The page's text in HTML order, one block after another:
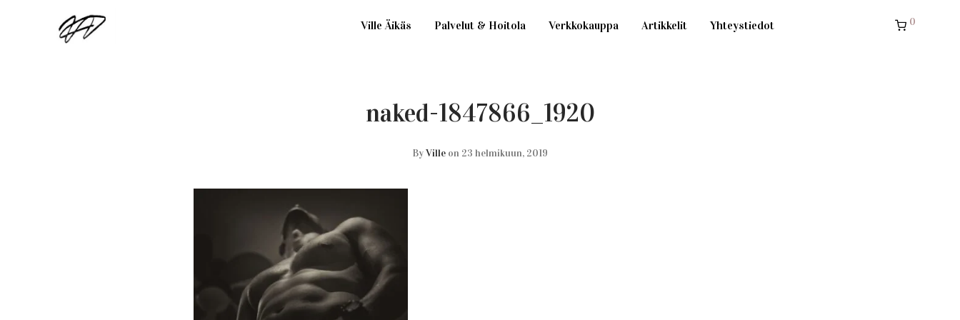
Ville Äikäs Palvelut & Hoitola Verkkokauppa Artikkelit Yhteystiedot 0
naked-1847866_1920
ByVille on 23 helmikuun, 2019